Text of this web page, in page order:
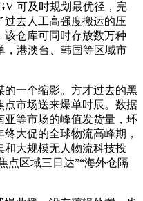
可及时规划最优径，完
过去人工高强度搬运的压
该仓库可同时存放数万种
，港澳台、韩国等区域市
一个缩影。方才过去的黑
点市场送来爆单时辰。数据
亚等市场的峰值发货量，环
大促的全球物流高峰期，
大规模无人物流科技投
点区域三日达”“海外仓隔